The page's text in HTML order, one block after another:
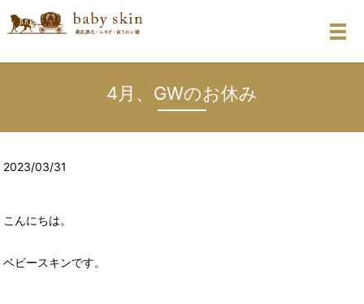
メ
4月、GWのお休み
2023/03/31
こんにちは。
ベビースキンです。